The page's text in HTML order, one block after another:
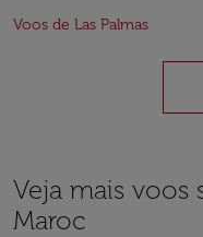
Voos de Las Palmas
Veja mais voos
Maroc